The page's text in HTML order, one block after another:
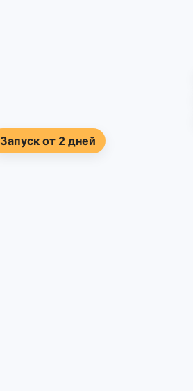
Запуск от 2 дней